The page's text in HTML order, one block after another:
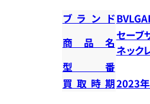
ブランド
商品名
セーブ
ネック
型番
買取時期2023